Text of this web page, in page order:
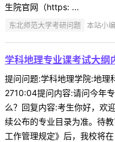
生院官网（https: ...
东北师范大学考研问题 本站小
学科地理专业课考试大纲
提问问题:学科地理学院:地
2710:04提问内容:请问今年
么？回复内容:考生你好，欢
续公布的专业目录为准。待
工作管理规定》后，我校将